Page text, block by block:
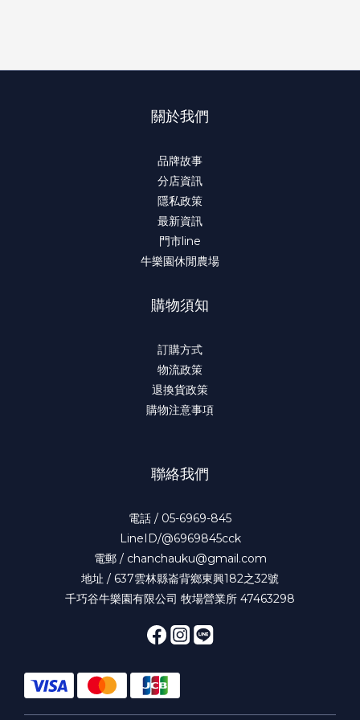
關於我們
品牌故事
分店資訊
隱私政策
最新資訊
門市line
牛樂園休閒農場
購物須知
訂購方式
物流政策
退換貨政策
購物注意事項
聯絡我們
電話 / 05-6969-845
LineID/@6969845cck
電郵 / chanchauku@gmail.com
地址 / 637雲林縣崙背鄉東興182之32號
千巧谷牛樂園有限公司 牧場營業所 47463298